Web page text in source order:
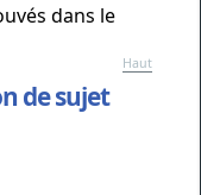
dans le
Haut
de sujet